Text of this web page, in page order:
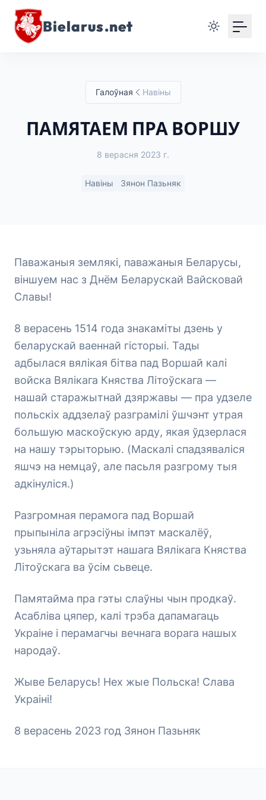
Bielarus.net
Галоўная Навіны
ПАМЯТАЕМ ПРА ВОРШУ
8 верасня 2023 г.
Навіны Зянон Пазьняк
Паважаныя землякі, паважаныя Беларусы,
віншуем нас з Днём Беларускай Вайсковай
Славы!
8 верасень 1514 года знакаміты дзень у
беларускай ваеннай гісторыі. Тады
адбылася вялікая бітва пад Воршай калі
войска Вялікага Княства Літоўскага —
нашай старажытнай дзяржавы — пра удзеле
польскіх аддзелаў разграмілі ўшчэнт утрая
большую маскоўскую арду, якая ўдзерлася
на нашу тэрыторыю. (Маскалі спадзяваліся
яшчэ на немцаў, але пасьля разгрому тыя
адкінуліся.)
Разгромная перамога пад Воршай
прыпыніла агрэсіўны імпэт маскалёў,
узьняла аўтарытэт нашага Вялікага Княства
Літоўскага ва ўсім сьвеце.
Памятайма пра гэты слаўны чын продкаў.
Асабліва цяпер, калі трэба дапамагаць
Украіне і перамагчы вечнага ворага нашых
народаў.
Жыве Беларусь! Нех жые Польска! Слава
Украіні!
8 верасень 2023 год Зянон Пазьняк